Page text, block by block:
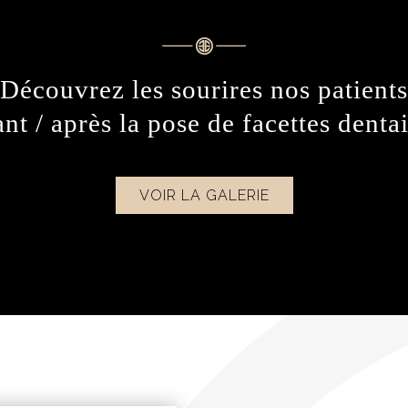
Découvrez les sourires nos patients
/ après la pose de facettes
VOIR LA GALERIE